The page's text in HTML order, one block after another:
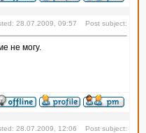
28.07.2009, 09:57 Post subject:
не могу.
28.07.2009, 12:06 Post subject: